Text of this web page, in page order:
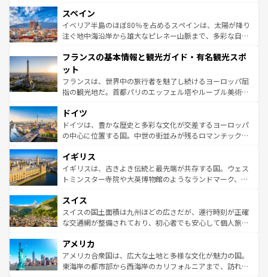
ろん、トスカーナの美しい田園風景やアマルフィ海岸の絶
景など、自然景観も見逃せない。観光の合間には、本場の
ピザやパスタなど、絶品のイタリア料理を堪能することも
ませてくれるイタリアで、忘れられない旅をしてみよう！
なお、新着のイタリア情報は
しい。
スペイン
イベリア半島のほぼ80％を占めるスペインは、太陽が降り
注ぐ地中海沿岸から雄大なピレネー山脈まで、多彩な自然
文化が根付くこの国では、情熱的なフラメンコ、熱気あふ
れる闘牛、そして美味しいタパスが生活の一部となってい
る。首都マドリードの洗練された雰囲気や、バルセロナの
アートに溢れた街角から、地方では古代ローマ遺跡や中世
せる。地方によって風土や気候が異なるスペインはその個
性で訪れる人を魅了する。 なお、新着のスペイン情報は コ
ンテンツ一覧を参照してほしい。
フランスの基本情報と観光ガイド・有名観光スポ
ット
フランスは、世界中の旅行者を魅了し続けるヨーロッパ屈
指の観光地だ。首都パリのエッフェル塔やルーブル美術館
で、幅広い魅力が詰まっている。華麗な宮殿、歴史的な大
聖堂、美しいビーチ、そして豊かな自然が、訪れる者を心
から魅了する。また、フランスは美食の国としても知ら
いる。シャンパンの発祥地であるランス、プロヴァンスの
香り高いラベンダー畑など、多彩な楽しみ方が可能だ。さ
らに、パリ以外の地域にも魅力が溢れており、どの街角に
れる地方に足を運ぶとそれぞれで全く異なる文化を体験で
きるだろう。 なお、新着のフランス情報はコンテンツ一覧
を参照してほしい。
ドイツ
ドイツは、豊かな歴史と多彩な文化が交差するヨーロッパ
の中心に位置する国。中世の街並みが残るロマンチック街
顔を持つこの国は、どこを歩いても飽きることがない。ベ
ルリンの文化的活気、バイエルン州のアルプスの絶景、そ
してライン川沿いのワイン畑といった風景は必見。ビール
は、お酒好きな人にはぜひ体験してほしい。 なお、新着の
ドイツ情報はコンテンツ一覧を参照してほしい。
イギリス
イギリスは、古きよき伝統と最先端が共存する国。ウェス
トミンスター寺院や大英博物館のようなランドマーク、歴
リアごとに異なる魅力がある。また、優雅なアフタヌーン
ティー、ビール好きにはたまらない英国パブ、サッカー観
戦など、本場だからこそできる体験も豊富。イギリスを旅
ンツ一覧を参照してほしい。
スイス
スイスの国土面積は九州ほどの広さだが、運行時刻が正確
な交通網が整備されており、初心者でも安心して個人旅行
の建物がそのまま残る町や、スイスならではのユニークな
博物館もあり、アルプス観光だけでなく町歩きも満喫する
ことができる。国民の所得が高いため物価も高いが、旅行
アメリカ
アメリカ合衆国は、広大な土地と多様な文化が魅力の国。
東海岸の都市部から西海岸のカリフォルニアまで、訪れる